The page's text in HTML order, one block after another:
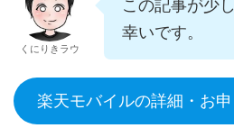
くにりきラウ
この記事が少
幸いです。
楽天モバイルの詳細・お申